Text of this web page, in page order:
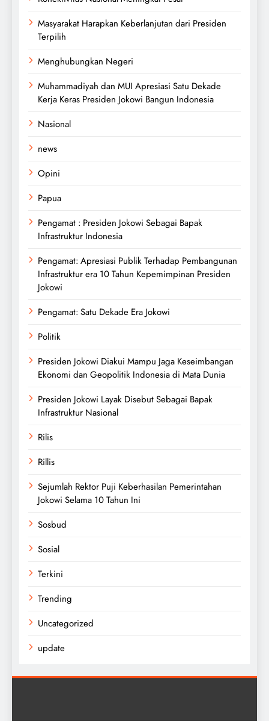
Masyarakat Harapkan Keberlanjutan dari Presiden
Terpilih
Menghubungkan Negeri
Muhammadiyah dan MUI Apresiasi Satu Dekade
Kerja Keras Presiden Jokowi Bangun Indonesia
Nasional
news
Opini
Papua
Pengamat : Presiden Jokowi Sebagai Bapak
Infrastruktur Indonesia
Pengamat: Apresiasi Publik Terhadap Pembangunan
Infrastruktur era 10 Tahun Kepemimpinan Presiden
Jokowi
Pengamat: Satu Dekade Era Jokowi
Politik
Presiden Jokowi Diakui Mampu Jaga Keseimbangan
Ekonomi dan Geopolitik Indonesia di Mata Dunia
Presiden Jokowi Layak Disebut Sebagai Bapak
Infrastruktur Nasional
Rilis
Rillis
Sejumlah Rektor Puji Keberhasilan Pemerintahan
Jokowi Selama 10 Tahun Ini
Sosbud
Sosial
Terkini
Trending
Uncategorized
update